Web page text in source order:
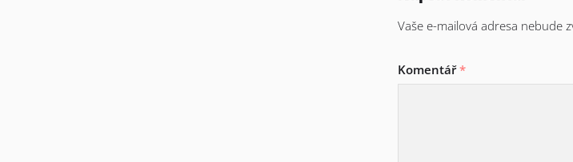
Vaše e-mailová adresa nebude
Komentář*